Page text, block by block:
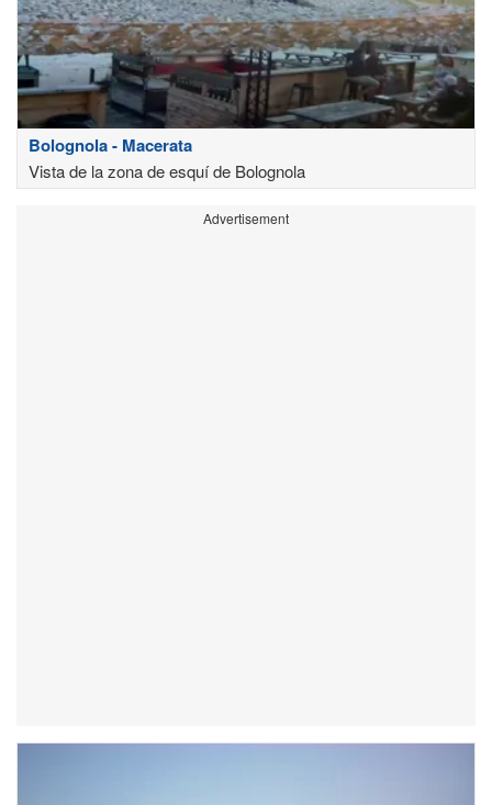
Bolognola - Macerata
Vista de la zona de esquí de Bolognola
Advertisement